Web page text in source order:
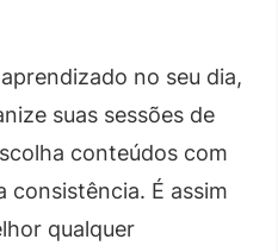
no seu dia,
suas sessões de
conteúdos com
consistência. É assim
qualquer